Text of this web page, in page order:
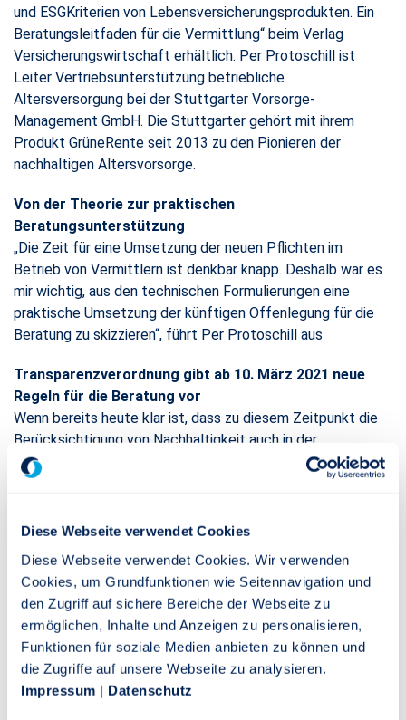
Diese Webseite verwendet Cookies
Diese Webseite verwendet Cookies. Wir verwenden
Cookies, um Grundfunktionen wie Seitennavigation und
den Zugriff auf sichere Bereiche der Webseite zu
ermöglichen, Inhalte und Anzeigen zu personalisieren,
Funktionen für soziale Medien anbieten zu können und
die Zugriffe auf unsere Webseite zu analysieren.
Impressum | Datenschutz
und ESGKriterien von Lebensversicherungsprodukten. Ein
Beratungsleitfaden für die Vermittlung“ beim Verlag
Versicherungswirtschaft erhältlich. Per Protoschill ist
Leiter Vertriebsunterstützung betriebliche
Altersversorgung bei der Stuttgarter Vorsorge-
Management GmbH. Die Stuttgarter gehört mit ihrem
Produkt GrüneRente seit 2013 zu den Pionieren der
nachhaltigen Altersvorsorge.
Von der Theorie zur praktischen
Beratungsunterstützung
„Die Zeit für eine Umsetzung der neuen Pflichten im
Betrieb von Vermittlern ist denkbar knapp. Deshalb war es
mir wichtig, aus den technischen Formulierungen eine
praktische Umsetzung der künftigen Offenlegung für die
Beratung zu skizzieren“, führt Per Protoschill aus
Transparenzverordnung gibt ab 10. März 2021 neue
Regeln für die Beratung vor
Wenn bereits heute klar ist, dass zu diesem Zeitpunkt die
Berücksichtigung von Nachhaltigkeit auch in der
Kundenberatung transparent gemacht werden muss, steht
jetzt die Vorbereitung darauf an. Doch ein Blick in den
nach dem „Wie“. Details werden erst zum Jahresende
Protoschill erklärt: „Die skizzierten Fragen und
Herangehensweisen unterstützen Vermittler und Berater
dabei, die Anforderungen schnell in die Praxis umzusetzen.“
Welche Fragen beantwortet der Leitfaden?
Wichtige Fragen, denen der Autor in seiner Arbeit nachgeht,
sind zum Beispiel: Was müssen Vermittler zukünftig in ihrer